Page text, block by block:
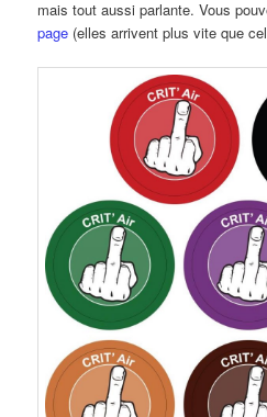
mais tout aussi parlante. Vous
page (elles arrivent plus vite que